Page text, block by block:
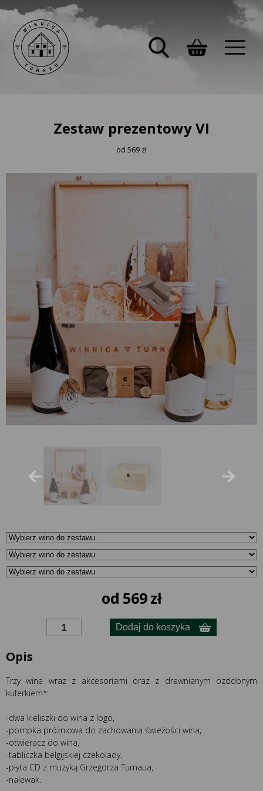
Zestaw prezentowy VI
od 569 zł
od 569zł
Dodaj do koszyka
Opis
Trzy wina wraz z akcesoriami oraz z drewnianym ozdobnym
kuferkiem*:
-dwa kieliszki do wina z logo,
-pompka próżniowa do zachowania świeżości wina,
-otwieracz do wina,
-tabliczka belgijskiej czekolady,
-płyta CD z muzyką Grzegorza Turnaua,
-nalewak.